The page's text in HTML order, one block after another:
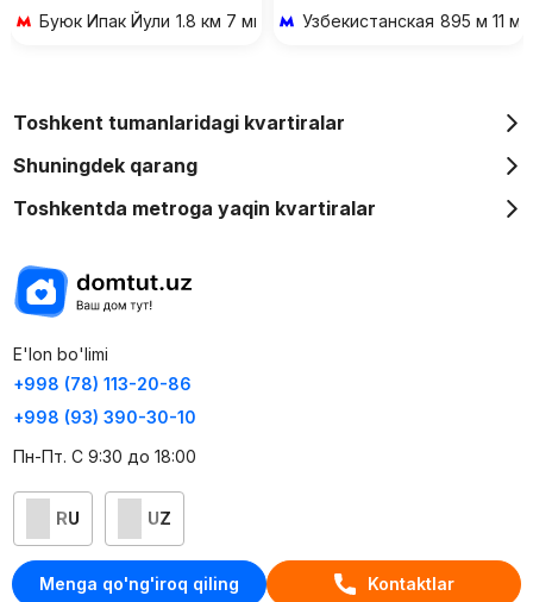
Menga qo'ng'iroq qiling Kontaktlar
Буюк Ипак Йули 1.8 км 7 мин transportdaУзбекистанская 895 м 11
Toshkent tumanlaridagi kvartiralar
Shuningdek qarang
Toshkentda metroga yaqin kvartiralar
E'lon bo'limi
+998 (78) 113-20-86
+998 (93) 390-30-10
Пн-Пт. С 9:30 до 18:00
RU UZ
Kontaktlar